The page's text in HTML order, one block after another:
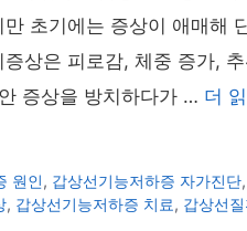
초기에는 증상이 애매해
상은 피로감, 체중 증가,
증상을 방치하다가 … 더
원인, 갑상선기능저하증 자가진단,
, 갑상선기능저하증 치료, 갑상선